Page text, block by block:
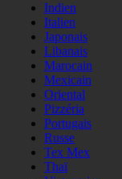
Indien
Italien
Japonais
Libanais
Marocain
Mexicain
Oriental
Pizzéria
Portugais
Russe
Tex Mex
Thaï